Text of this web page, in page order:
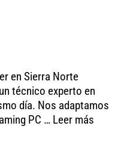
en Sierra Norte
técnico experto en
día. Nos adaptamos
PC … Leer más